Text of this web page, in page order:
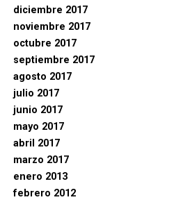
diciembre 2017
noviembre 2017
octubre 2017
septiembre 2017
agosto 2017
julio 2017
junio 2017
mayo 2017
abril 2017
marzo 2017
enero 2013
febrero 2012